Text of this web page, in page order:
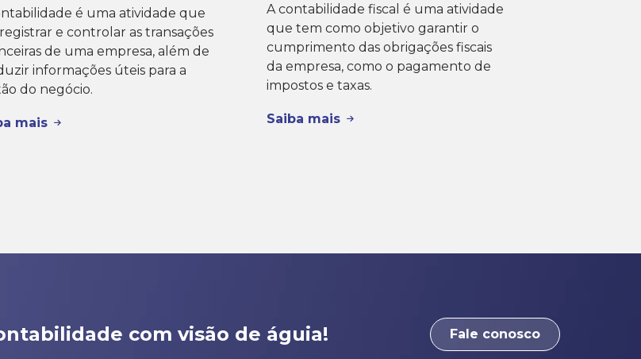
é uma atividade que
e controlar as transações
de uma empresa, além de
informações úteis para a
do negócio.
mais
A contabilidade fiscal é uma atividade
que tem como objetivo garantir o
cumprimento das obrigações fiscais
da empresa, como o pagamento de
impostos e taxas.
Saiba mais
com visão de águia! Fale conosco